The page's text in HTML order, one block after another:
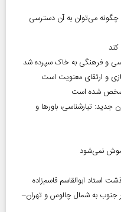
می‌توان به آن دسترسی
و فرهنگی به خاک سپرده شد
و ارتقای معنویت است
شده است
تبارشناسی، باور‌ها و
نمی‌شود
استاد ابوالقاسم قاسم‌زاده
جنوب به شمال چالوس و تهران–